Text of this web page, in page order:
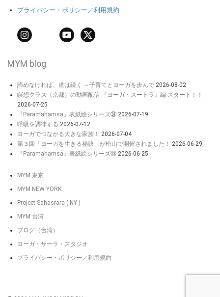
プライバシー・ポリシー／利用規約
MYM blog
諦めなければ、道は続く ～子育てとヨーガを歩んで 2026-08-02
瞑想クラス（京都）の動画配信 『ヨーガ・スートラ』編 スタート！！
2026-07-25
『Paramahamsa』表紙絵シリーズ㉔ 2026-07-19
呼吸を調律する 2026-07-12
ヨーガでつながる大きな家族！ 2026-07-04
第３回「ヨーガを生きる秘訣」が松山で開催されました！ 2026-06-29
『Paramahamsa』表紙絵シリーズ㉓ 2026-06-25
MYM 東京
MYM NEW YORK
Project Sahasrara ( NY )
MYM 台湾
ブログ（台湾）
ヨーガ・サーラ・スタジオ
プライバシー・ポリシー／利用規約